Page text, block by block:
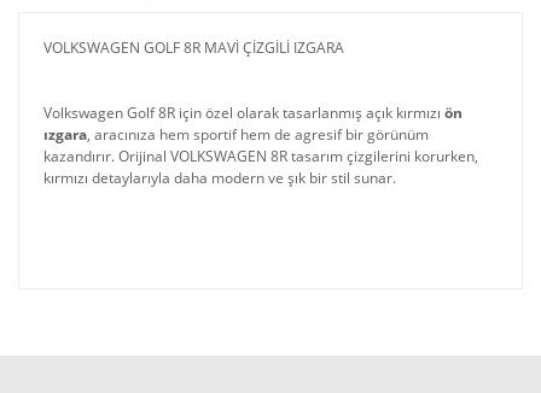
VOLKSWAGEN GOLF 8R MAVİ ÇİZGİLİ IZGARA
Volkswagen Golf 8R için özel olarak tasarlanmış açık kırmızı ön
ızgara, aracınıza hem sportif hem de agresif bir görünüm
kazandırır. Orijinal VOLKSWAGEN 8R tasarım çizgilerini korurken,
kırmızı detaylarıyla daha modern ve şık bir stil sunar.